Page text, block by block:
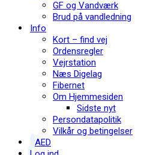
GF og Vandværk
Brud på vandledning
Info
Kort – find vej
Ordensregler
Vejrstation
Næs Digelag
Fibernet
Om Hjemmesiden
Sidste nyt
Persondatapolitik
Vilkår og betingelser
AED